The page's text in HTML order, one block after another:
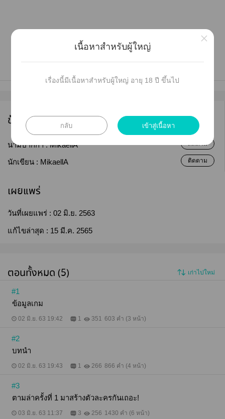
ข้อมูลนักเขียน
นามปากกา :MikaellA ติดตาม
นักเขียน : MikaellA ติดตาม
เผยแพร่
วันที่เผยแพร่ : 02 มิ.ย. 2563
แก้ไขล่าสุด : 15 มี.ค. 2565
ตอนทั้งหมด (5) เก่าไปใหม่
#1
ข้อมูลเกม
02 มิ.ย. 63 19:42 1 351 603 คำ (3 หน้า)
#2
บทนำ
02 มิ.ย. 63 19:43 1 266 866 คำ (4 หน้า)
#3
ตามล่าครั้งที่ 1 มาสร้างตัวละครกันเถอะ!
03 มิ.ย. 63 11:37 3 256 1430 คำ (6 หน้า)
เนื้อหาสำหรับผู้ใหญ่
เรื่องนี้มีเนื้อหาสำหรับผู้ใหญ่ อายุ 18 ปี ขึ้นไป
กลับ เข้าสู่เนื้อหา
×